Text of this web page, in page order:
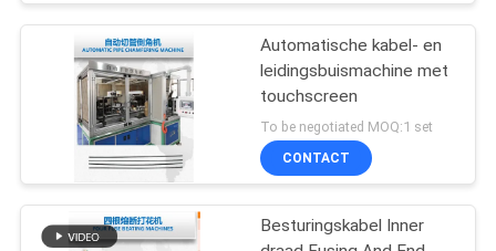
Automatische kabel- en
leidingsbuismachine met
touchscreen
To be negotiated MOQ:1 set
CONTACT
Besturingskabel Inner